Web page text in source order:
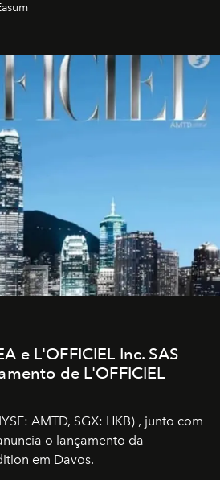
e L'OFFICIEL Inc. SAS
de L'OFFICIEL
AMTD, SGX: HKB) , junto com
o lançamento da
em Davos.